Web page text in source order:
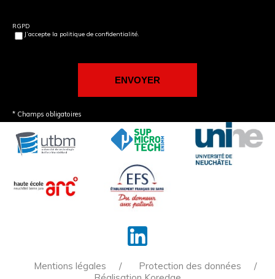
RGPD
J’accepte la politique de confidentialité.
* Champs obligatoires
Mentions légales
Protection des données